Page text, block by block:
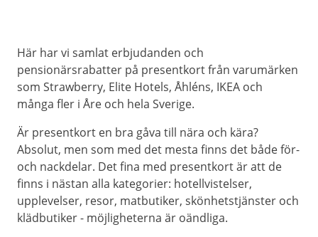
Här har vi samlat erbjudanden och
pensionärsrabatter på presentkort från varumärken
som Strawberry, Elite Hotels, Åhléns, IKEA och
många fler i Åre och hela Sverige.
Är presentkort en bra gåva till nära och kära?
Absolut, men som med det mesta finns det både för-
och nackdelar. Det fina med presentkort är att de
finns i nästan alla kategorier: hotellvistelser,
upplevelser, resor, matbutiker, skönhetstjänster och
klädbutiker - möjligheterna är oändliga.